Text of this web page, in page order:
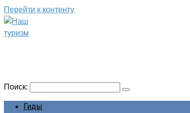
Перейти к контенту
Поиск:
Гиды